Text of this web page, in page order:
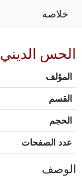
خلاصه
الحس الديني
المؤلف
القسم
الحجم
عدد الصفحات
الوصف